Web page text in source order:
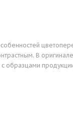
В
образцами